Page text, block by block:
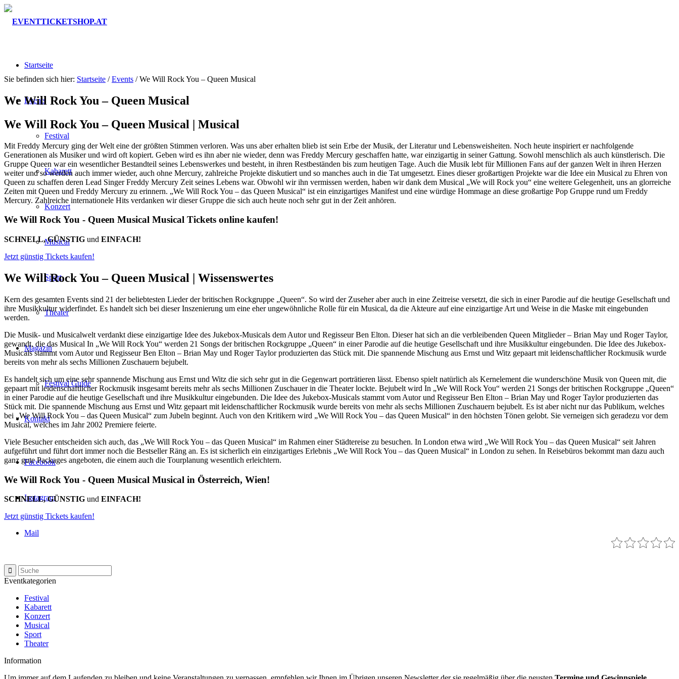
Startseite
Events
Festival
Kabarett
Konzert
Musical
Sport
Theater
Magazin
Festival Guide
Kontakt
Facebook
Instagram
Mail
Sie befinden sich hier: Startseite / Events / We Will Rock You – Queen Musical
We Will Rock You – Queen Musical
We Will Rock You – Queen Musical | Musical
Mit Freddy Mercury ging der Welt eine der größten Stimmen verloren. Was uns aber erhalten blieb ist sein Erbe der Musik, der Literatur und Lebensweisheiten. Noch heute inspiriert er nachfolgende
Generationen als Musiker und wird oft kopiert. Geben wird es ihn aber nie wieder, denn was Freddy Mercury geschaffen hatte, war einzigartig in seiner Gattung. Sowohl menschlich als auch künstlerisch. Die
Gruppe Queen war ein wesentlicher Bestandteil seines Lebenswerkes und besteht, in ihren Restbeständen bis zum heutigen Tage. Auch die Musik lebt für Millionen Fans auf der ganzen Welt in ihren Herzen
weiter und so werden auch immer wieder, auch ohne Mercury, zahlreiche Projekte diskutiert und so manches auch in die Tat umgesetzt. Eines dieser großartigen Projekte war die Idee ein Musical zu Ehren von
Queen zu schaffen deren Lead Singer Freddy Mercury Zeit seines Lebens war. Obwohl wir ihn vermissen werden, haben wir dank dem Musical „We will Rock you“ eine weitere Gelegenheit, uns an glorreiche
Zeiten mit Queen und Freddy Mercury zu erinnern. „We Will Rock You – das Queen Musical“ ist ein einzigartiges Manifest und eine würdige Hommage an diese großartige Pop Gruppe rund um Freddy
Mercury. Zahlreiche internationele Hits verdanken wir dieser Gruppe die sich auch heute noch sehr gut in der Zeit anhören.
We Will Rock You - Queen Musical Musical Tickets online kaufen!
SCHNELL, GÜNSTIG und EINFACH!
Jetzt günstig Tickets kaufen!
We Will Rock You – Queen Musical | Wissenswertes
Kern des gesamten Events sind 21 der beliebtesten Lieder der britischen Rockgruppe „Queen“. So wird der Zuseher aber auch in eine Zeitreise versetzt, die sich in einer Parodie auf die heutige Gesellschaft und
ihre Musikkultur widerfindet. Es handelt sich bei dieser Inszenierung um eine eher ungewöhnliche Rolle für ein Musical, da die Akteure auf eine einzigartige Art und Weise in die Maske mit eingebunden
werden.
Die Musik- und Musicalwelt verdankt diese einzigartige Idee des Jukebox-Musicals dem Autor und Regisseur Ben Elton. Dieser hat sich an die verbleibenden Queen Mitglieder – Brian May und Roger Taylor,
gewandt, die das Musical In „We Will Rock You“ werden 21 Songs der britischen Rockgruppe „Queen“ in einer Parodie auf die heutige Gesellschaft und ihre Musikkultur eingebunden. Die Idee des Jukebox-
Musicals stammt vom Autor und Regisseur Ben Elton – Brian May und Roger Taylor produzierten das Stück mit. Die spannende Mischung aus Ernst und Witz gepaart mit leidenschaftlicher Rockmusik wurde
bereits von mehr als sechs Millionen Zuschauern bejubelt.
Es handelt sich um eine sehr spannende Mischung aus Ernst und Witz die sich sehr gut in die Gegenwart porträtieren lässt. Ebenso spielt natürlich als Kernelement die wunderschöne Musik von Queen mit, die
gepaart mit leidenschaftlicher Rockmusik insgesamt bereits mehr als sechs Millionen Zuschauer in die Theater lockte. Bejubelt wird In „We Will Rock You“ werden 21 Songs der britischen Rockgruppe „Queen“
in einer Parodie auf die heutige Gesellschaft und ihre Musikkultur eingebunden. Die Idee des Jukebox-Musicals stammt vom Autor und Regisseur Ben Elton – Brian May und Roger Taylor produzierten das
Stück mit. Die spannende Mischung aus Ernst und Witz gepaart mit leidenschaftlicher Rockmusik wurde bereits von mehr als sechs Millionen Zuschauern bejubelt. Es ist aber nicht nur das Publikum, welches
bei „We Will Rock You – das Queen Musical“ zum Jubeln beginnt. Auch von den Kritikern wird „We Will Rock You – das Queen Musical“ in den höchsten Tönen gelobt. Sie verneigen sich geradezu vor dem
Musical, welches im Jahr 2002 Premiere feierte.
Viele Besucher entscheiden sich auch, das „We Will Rock You – das Queen Musical“ im Rahmen einer Städtereise zu besuchen. In London etwa wird „We Will Rock You – das Queen Musical“ seit Jahren
aufgeführt und führt dort immer noch die Bestseller Räng an. Es ist sicherlich ein einzigartiges Erlebnis „We Will Rock You – das Queen Musical“ in London zu sehen. In Reisebüros bekommt man dazu auch
ganz gute Packages angeboten, die einem auch die Tourplanung wesentlich erleichtern.
We Will Rock You - Queen Musical Musical in Österreich, Wien!
SCHNELL, GÜNSTIG und EINFACH!
Jetzt günstig Tickets kaufen!
Eventkategorien
Festival
Kabarett
Konzert
Musical
Sport
Theater
Information